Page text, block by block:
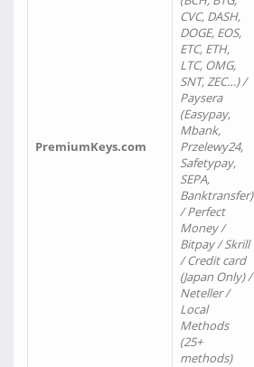
PremiumKeys.com
CVC, DASH,
DOGE, EOS,
ETC, ETH,
LTC, OMG,
SNT, ZEC…) /
Paysera
(Easypay,
Mbank,
Przelewy24,
Safetypay,
SEPA,
Banktransfer)
/ Perfect
Money /
Bitpay / Skrill
/ Credit card
(Japan Only) /
Neteller /
Local
Methods
(25+
methods)